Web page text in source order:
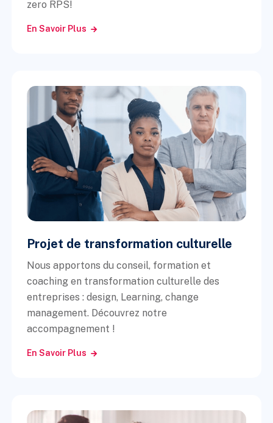
zero RPS!
En Savoir Plus
Projet de transformation culturelle
Nous apportons du conseil, formation et
coaching en transformation culturelle des
entreprises : design, Learning, change
management. Découvrez notre
accompagnement !
En Savoir Plus